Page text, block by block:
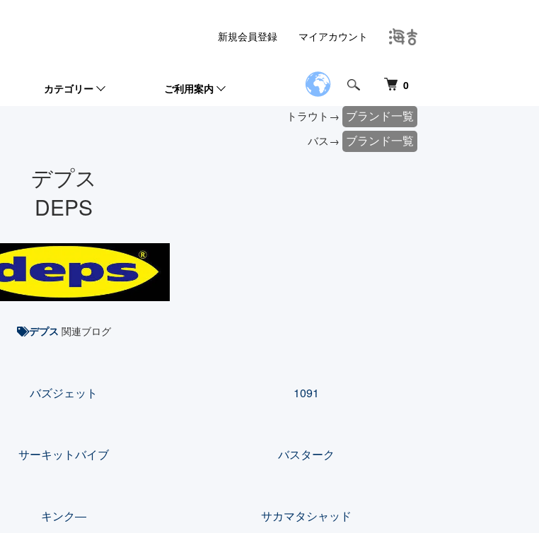
0
カテゴリー ご利用案内
新規会員登録 マイアカウント
トラウト→ ブランド一覧
バス→ ブランド一覧
デプス
DEPS
デプス 関連ブログ
バズジェット 1091
サーキットバイブ バスターク
キンク― サカマタシャッド